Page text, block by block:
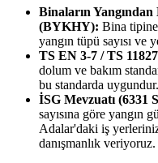
Binaların
(BYKHY): Bina
yangın tüpü sayısı ve
TS EN 3-7 / TS
dolum ve bakım
bu standarda uygundur.
İSG Mevzuatı (6331
sayısına göre yangın
Adalar'daki iş
danışmanlık veriyoruz.